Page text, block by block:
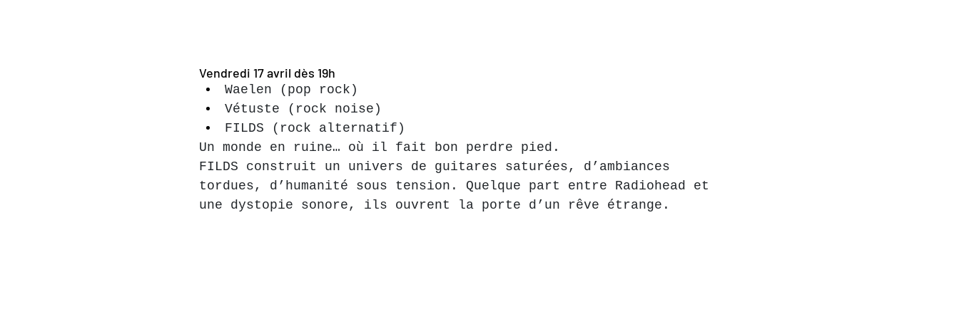
Vendredi 17 avril dès 19h
Waelen (pop rock)
Vétuste (rock noise)
FILDS (rock alternatif)
Un monde en ruine… où il fait bon perdre pied.
FILDS construit un univers de guitares saturées, d’ambiances
tordues, d’humanité sous tension. Quelque part entre Radiohead et
une dystopie sonore, ils ouvrent la porte d’un rêve étrange.